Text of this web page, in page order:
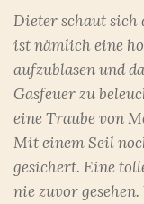
Dieter schaut sich
ist nämlich eine
aufzublasen und
Gasfeuer zu
eine Traube von
Mit einem Seil
gesichert. Eine
nie zuvor